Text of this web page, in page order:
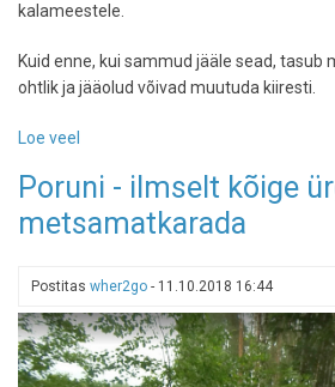
kalameestele.
Kuid enne, kui sammud jääle sead, tasub
ohtlik ja jääolud võivad muutuda kiiresti.
Loe veel
pakane
kaanetas
minna
ja
kuidas
jääl
Poruni - ilmselt kõige
metsamatkarada
Postitas wher2go - 11.10.2018 16:44